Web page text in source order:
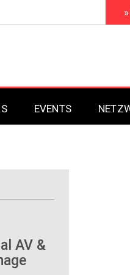
AV & Digital Signage
AV & Digital Signage
AV & Digital Signage
EVENTS
AV &